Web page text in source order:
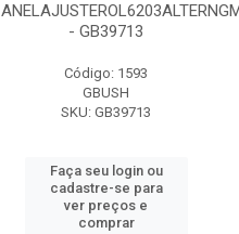
- GB39713
Código: 1593
GBUSH
SKU: GB39713
Faça seu login ou
cadastre-se para
ver preços e
comprar